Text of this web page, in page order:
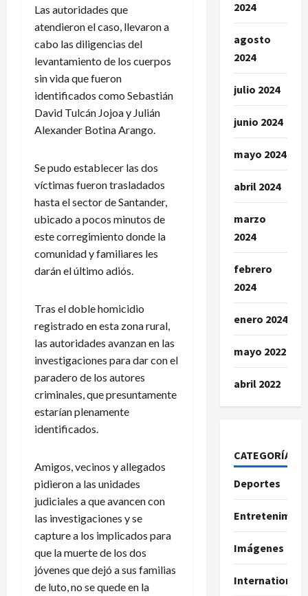
Las autoridades que
atendieron el caso, llevaron a
cabo las diligencias del
levantamiento de los cuerpos
sin vida que fueron
identificados como Sebastián
David Tulcán Jojoa y Julián
Alexander Botina Arango.
Se pudo establecer las dos
víctimas fueron trasladados
hasta el sector de Santander,
ubicado a pocos minutos de
este corregimiento donde la
comunidad y familiares les
darán el último adiós.
Tras el doble homicidio
registrado en esta zona rural,
las autoridades avanzan en las
investigaciones para dar con el
paradero de los autores
criminales, que presuntamente
estarían plenamente
identificados.
Amigos, vecinos y allegados
pidieron a las unidades
judiciales a que avancen con
las investigaciones y se
capture a los implicados para
que la muerte de los dos
jóvenes que dejó a sus familias
de luto, no se quede en la
2024
agosto
2024
julio 2024
junio 2024
mayo 2024
abril 2024
marzo
2024
febrero
2024
enero 2024
mayo 2022
abril 2022
CATEGORÍAS
Deportes
Imágenes
International